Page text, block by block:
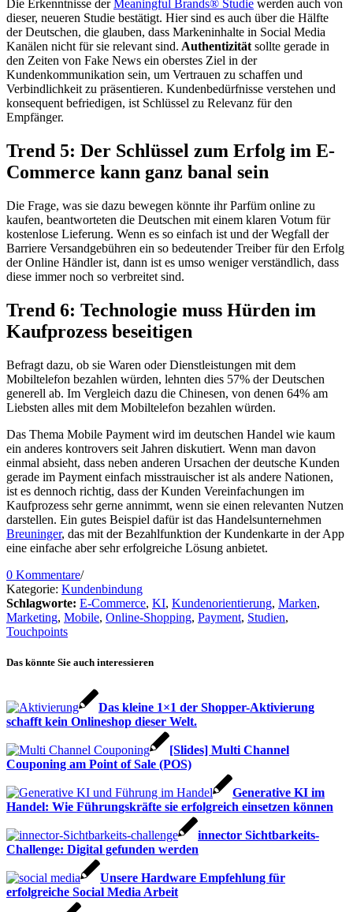
Die Erkenntnisse der Meaningful Brands® Studie werden auch von
dieser, neueren Studie bestätigt. Hier sind es auch über die Hälfte
der Deutschen, die glauben, dass Markeninhalte in Social Media
Kanälen nicht für sie relevant sind. Authentizität sollte gerade in
den Zeiten von Fake News ein oberstes Ziel in der
Kundenkommunikation sein, um Vertrauen zu schaffen und
Verbindlichkeit zu präsentieren. Kundenbedürfnisse verstehen und
konsequent befriedigen, ist Schlüssel zu Relevanz für den
Empfänger.
Trend 5: Der Schlüssel zum Erfolg im E-
Commerce kann ganz banal sein
Die Frage, was sie dazu bewegen könnte ihr Parfüm online zu
kaufen, beantworteten die Deutschen mit einem klaren Votum für
kostenlose Lieferung. Wenn es so einfach ist und der Wegfall der
Barriere Versandgebühren ein so bedeutender Treiber für den Erfolg
der Online Händler ist, dann ist es umso weniger verständlich, dass
diese immer noch so verbreitet sind.
Trend 6: Technologie muss Hürden im
Kaufprozess beseitigen
Befragt dazu, ob sie Waren oder Dienstleistungen mit dem
Mobiltelefon bezahlen würden, lehnten dies 57% der Deutschen
generell ab. Im Vergleich dazu die Chinesen, von denen 64% am
Liebsten alles mit dem Mobiltelefon bezahlen würden.
Das Thema Mobile Payment wird im deutschen Handel wie kaum
ein anderes kontrovers seit Jahren diskutiert. Wenn man davon
einmal absieht, dass neben anderen Ursachen der deutsche Kunden
gerade im Payment einfach misstrauischer ist als andere Nationen,
ist es dennoch richtig, dass der Kunden Vereinfachungen im
Kaufprozess sehr gerne annimmt, wenn sie einen relevanten Nutzen
darstellen. Ein gutes Beispiel dafür ist das Handelsunternehmen
Breuninger, das mit der Bezahlfunktion der Kundenkarte in der App
eine einfache aber sehr erfolgreiche Lösung anbietet.
0 Kommentare/
Kategorie: Kundenbindung
Schlagworte: E-Commerce, KI, Kundenorientierung, Marken,
Marketing, Mobile, Online-Shopping, Payment, Studien,
Touchpoints
Das könnte Sie auch interessieren
Das kleine 1×1 der Shopper-Aktivierung
schafft kein Onlineshop dieser Welt.
[Slides] Multi Channel
Couponing am Point of Sale (POS)
Generative KI im
Handel: Wie Führungskräfte sie erfolgreich einsetzen können
innector Sichtbarkeits-
Challenge: Digital gefunden werden
Unsere Hardware Empfehlung für
erfolgreiche Social Media Arbeit